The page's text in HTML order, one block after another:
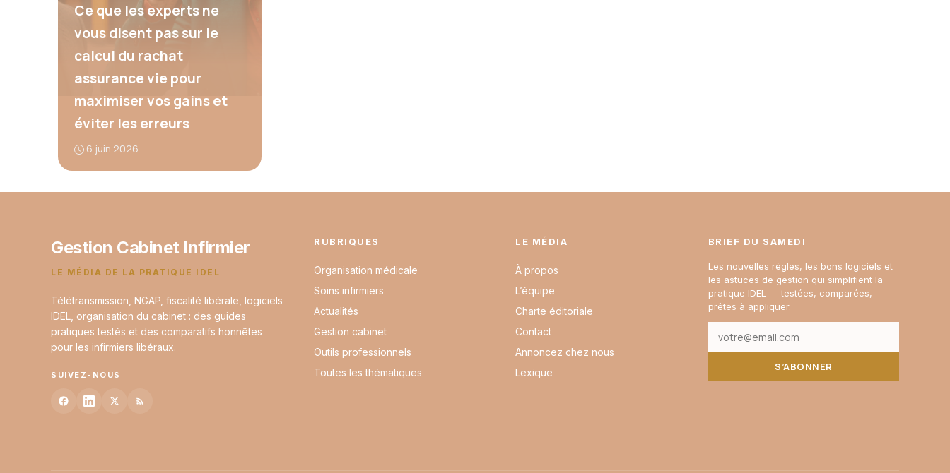
Ce que les experts ne
vous disent pas sur le
calcul du rachat
assurance vie pour
maximiser vos gains et
éviter les erreurs
6 juin 2026
Gestion Cabinet Infirmier
LE MÉDIA DE LA PRATIQUE IDEL
Télétransmission, NGAP, fiscalité libérale, logiciels
IDEL, organisation du cabinet : des guides
pratiques testés et des comparatifs honnêtes
pour les infirmiers libéraux.
SUIVEZ-NOUS
RUBRIQUES
Organisation médicale
Soins infirmiers
Actualités
Gestion cabinet
Outils professionnels
Toutes les thématiques
LE MÉDIA
À propos
L’équipe
Charte éditoriale
Contact
Annoncez chez nous
Lexique
BRIEF DU SAMEDI
Les nouvelles règles, les bons logiciels et
les astuces de gestion qui simplifient la
pratique IDEL — testées, comparées,
prêtes à appliquer.
S’ABONNER